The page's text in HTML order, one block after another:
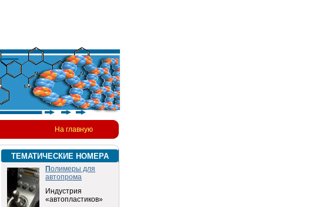
На главную
ТЕМАТИЧЕСКИЕ НОМЕРА
Полимеры для
автопрома
Индустрия
«автопластиков»